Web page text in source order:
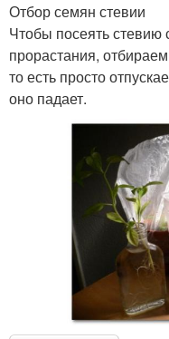
Отбор семян стевии
Чтобы посеять
прорастания,
то есть просто
оно падает.